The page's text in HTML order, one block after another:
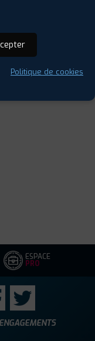
ESPACE
PRO
ENGAGEMENTS
Politique de cookies